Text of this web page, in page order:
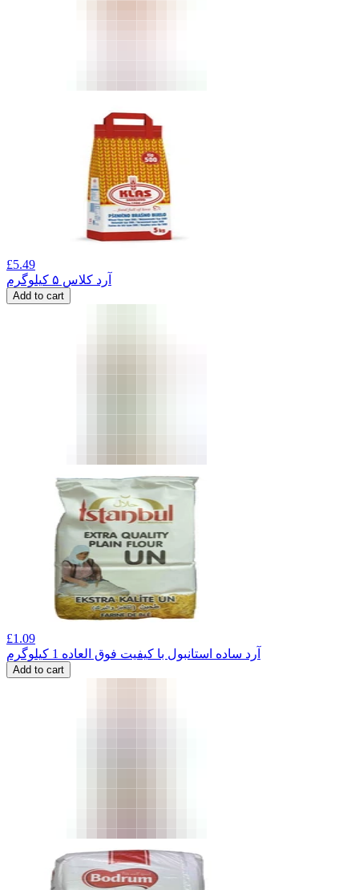
£5.49
آرد کلاس ۵ کیلوگرم
Add to cart
£1.09
آرد ساده استانبول با کیفیت فوق العاده 1 کیلوگرم
Add to cart